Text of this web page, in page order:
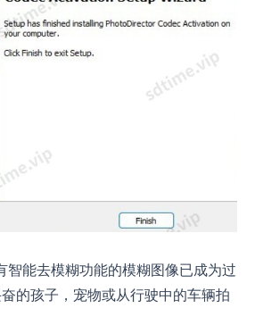
能去模糊功能的模糊图像已成为过
的孩子，宠物或从行驶中的车辆拍